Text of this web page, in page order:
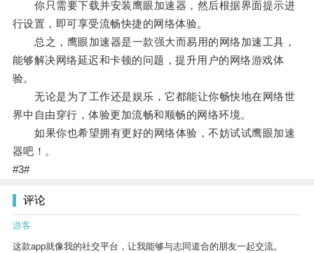
你只需要下载并安装鹰眼加速器，然后根据界面提示进
行设置，即可享受流畅快捷的网络体验。
总之，鹰眼加速器是一款强大而易用的网络加速工具，
能够解决网络延迟和卡顿的问题，提升用户的网络游戏体
验。
无论是为了工作还是娱乐，它都能让你畅快地在网络世
界中自由穿行，体验更加流畅和顺畅的网络环境。
如果你也希望拥有更好的网络体验，不妨试试鹰眼加速
器吧！。
#3#
评论
游客
这款app就像我的社交平台，让我能够与志同道合的朋友一起交流。